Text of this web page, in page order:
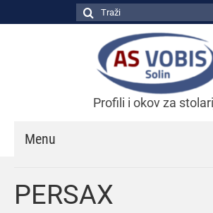
Search
for:
Profili i okov za
Menu
O NAMA
PERSAX